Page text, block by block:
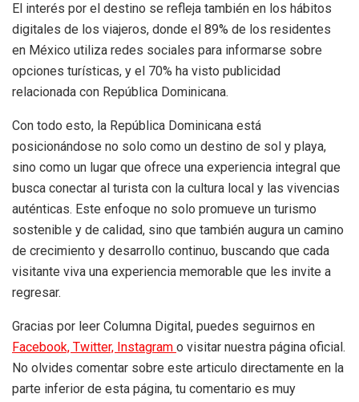
El interés por el destino se refleja también en los hábitos
digitales de los viajeros, donde el 89% de los residentes
en México utiliza redes sociales para informarse sobre
opciones turísticas, y el 70% ha visto publicidad
relacionada con República Dominicana.
Con todo esto, la República Dominicana está
posicionándose no solo como un destino de sol y playa,
sino como un lugar que ofrece una experiencia integral que
busca conectar al turista con la cultura local y las vivencias
auténticas. Este enfoque no solo promueve un turismo
sostenible y de calidad, sino que también augura un camino
de crecimiento y desarrollo continuo, buscando que cada
visitante viva una experiencia memorable que les invite a
regresar.
Gracias por leer Columna Digital, puedes seguirnos en
Facebook, Twitter, Instagram o visitar nuestra página oficial.
No olvides comentar sobre este articulo directamente en la
parte inferior de esta página, tu comentario es muy